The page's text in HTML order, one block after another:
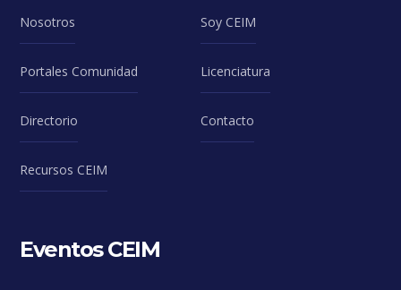
Nosotros Soy CEIM
Portales Comunidad Licenciatura
Directorio Contacto
Recursos CEIM
Eventos CEIM